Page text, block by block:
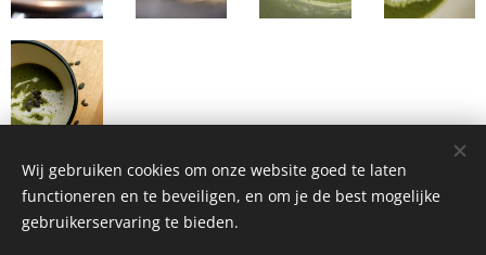
Wij gebruiken cookies om onze website goed te laten
functioneren en te beveiligen, en om je de best mogelijke
gebruikerservaring te bieden.